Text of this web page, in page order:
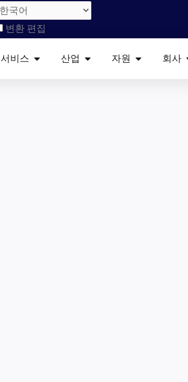
변환 편집
서비스​ 열려 있는 서비스​
산업 열려 있는 산업
자원 열려 있는 자원
회사